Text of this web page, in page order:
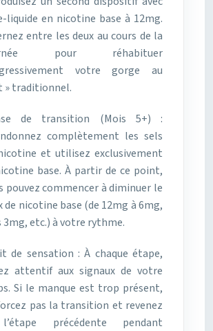
liquide en nicotine base à 12mg.
entre les deux au cours de la
pour réhabituer
votre gorge au
» traditionnel.
de transition (Mois 5+) :
complètement les sels
et utilisez exclusivement
base. À partir de ce point,
pouvez commencer à diminuer le
de nicotine base (de 12mg à 6mg,
3mg, etc.) à votre rythme.
de sensation : À chaque étape,
attentif aux signaux de votre
Si le manque est trop présent,
pas la transition et revenez
précédente pendant